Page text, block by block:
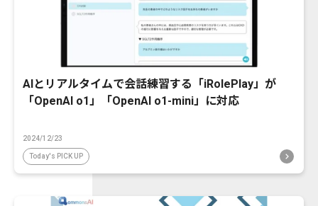
AIとリアルタイムで会話練習する「iRolePlay」が
「OpenAI o1」「OpenAI o1-mini」に対応
2024/12/23
Today's PICK UP